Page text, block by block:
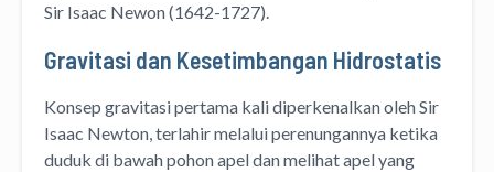
Sir Isaac Newon (1642-1727).
Gravitasi dan Kesetimbangan Hidrostatis
Konsep gravitasi pertama kali diperkenalkan oleh Sir
Isaac Newton, terlahir melalui perenungannya ketika
duduk di bawah pohon apel dan melihat apel yang